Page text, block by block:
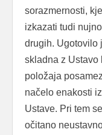
sorazmernosti,
izkazati tudi
drugih. Ugotovilo
skladna z Ustavo
položaja
načelo enakosti
Ustave. Pri tem
očitano